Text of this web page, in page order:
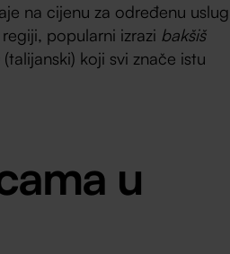
na cijenu za određenu
popularni izrazi bakšiš
(talijanski) koji svi znače istu
u